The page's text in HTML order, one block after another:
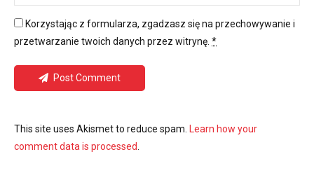
Korzystając z formularza, zgadzasz się na przechowywanie i
przetwarzanie twoich danych przez witrynę. *
Post Comment
This site uses Akismet to reduce spam. Learn how your
comment data is processed